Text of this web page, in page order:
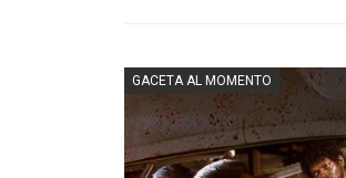
GACETA AL MOMENTO